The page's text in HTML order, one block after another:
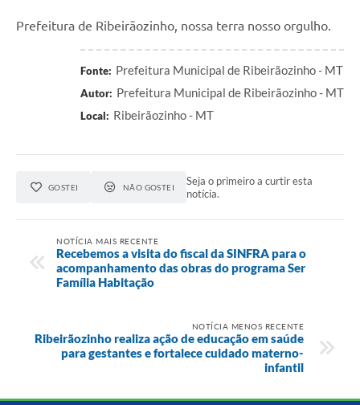
Prefeitura de Ribeirãozinho, nossa terra nosso orgulho.
Fonte: Prefeitura Municipal de Ribeirãozinho - MT
Autor: Prefeitura Municipal de Ribeirãozinho - MT
Local: Ribeirãozinho - MT
GOSTEI NÃO GOSTEI
Seja o primeiro a curtir esta
notícia.
NOTÍCIA MAIS RECENTE
Recebemos a visita do fiscal da SINFRA para o
acompanhamento das obras do programa Ser
Família Habitação
NOTÍCIA MENOS RECENTE
Ribeirãozinho realiza ação de educação em saúde
para gestantes e fortalece cuidado materno-
infantil